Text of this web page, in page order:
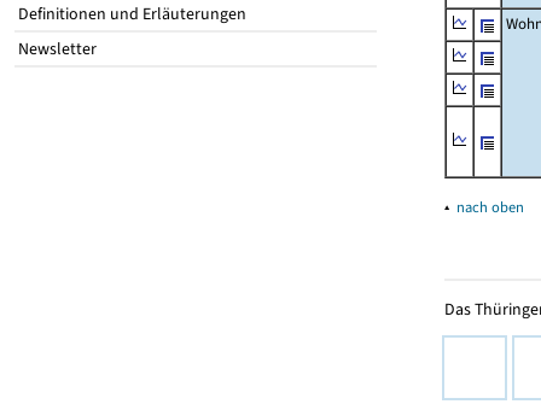
Definitionen und Erläuterungen
Newsletter
▴ nach oben
Das